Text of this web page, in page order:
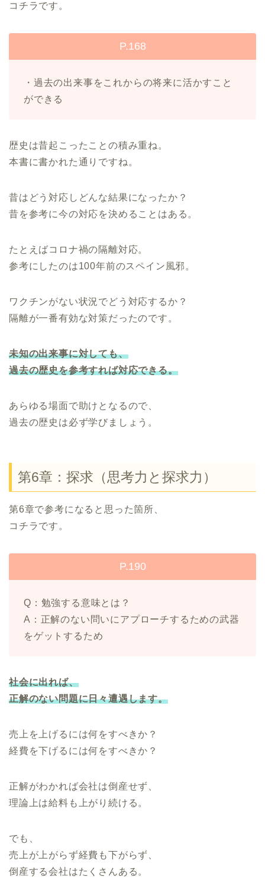
コチラです。
P.168
・過去の出来事をこれからの将来に活かすこと
ができる
歴史は昔起こったことの積み重ね。
本書に書かれた通りですね。
昔はどう対応しどんな結果になったか？
昔を参考に今の対応を決めることはある。
たとえばコロナ禍の隔離対応。
参考にしたのは100年前のスペイン風邪。
ワクチンがない状況でどう対応するか？
隔離が一番有効な対策だったのです。
未知の出来事に対しても、
過去の歴史を参考すれば対応できる。
あらゆる場面で助けとなるので、
過去の歴史は必ず学びましょう。
第6章：探求（思考力と探求力）
第6章で参考になると思った箇所、
コチラです。
P.190
Q：勉強する意味とは？
A：正解のない問いにアプローチするための武器
をゲットするため
社会に出れば、
正解のない問題に日々遭遇します。
売上を上げるには何をすべきか？
経費を下げるには何をすべきか？
正解がわかれば会社は倒産せず、
理論上は給料も上がり続ける。
でも、
売上が上がらず経費も下がらず、
倒産する会社はたくさんある。